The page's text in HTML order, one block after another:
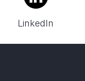
LinkedIn